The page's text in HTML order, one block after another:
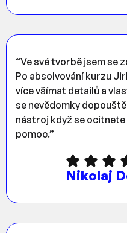
“Ve své tvorbě jsem se
Po absolvování kurzu
více všímat detailů a
se nevědomky
nástroj když se ocitnete
pomoc.”
Nikolaj